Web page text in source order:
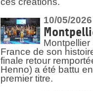
10/05/2026
France de son
finale retour
Henno) a été battu
premier titre.